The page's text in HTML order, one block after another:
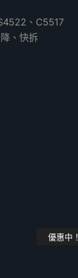
、C5517
、快拆
優惠中！